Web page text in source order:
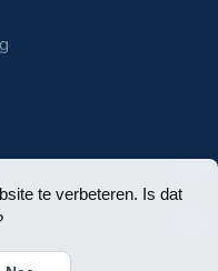
te verbeteren. Is dat